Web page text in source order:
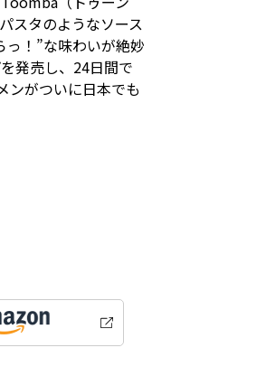
スタのようなソース
っ！”な味わいが絶妙
発売し、24日間で
ンがついに日本でも